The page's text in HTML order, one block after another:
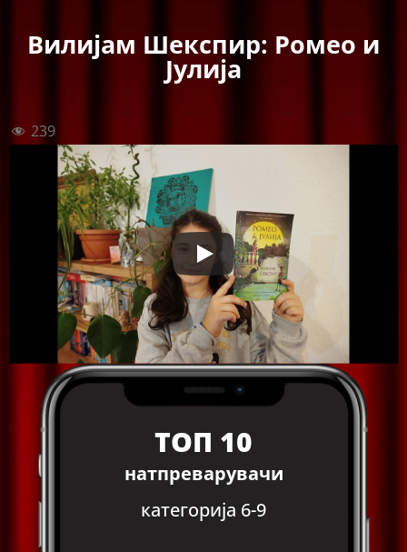
Вилијам Шекспир: Ромео и
Јулија
239
ТОП 10
натпреварувачи
категорија 6-9